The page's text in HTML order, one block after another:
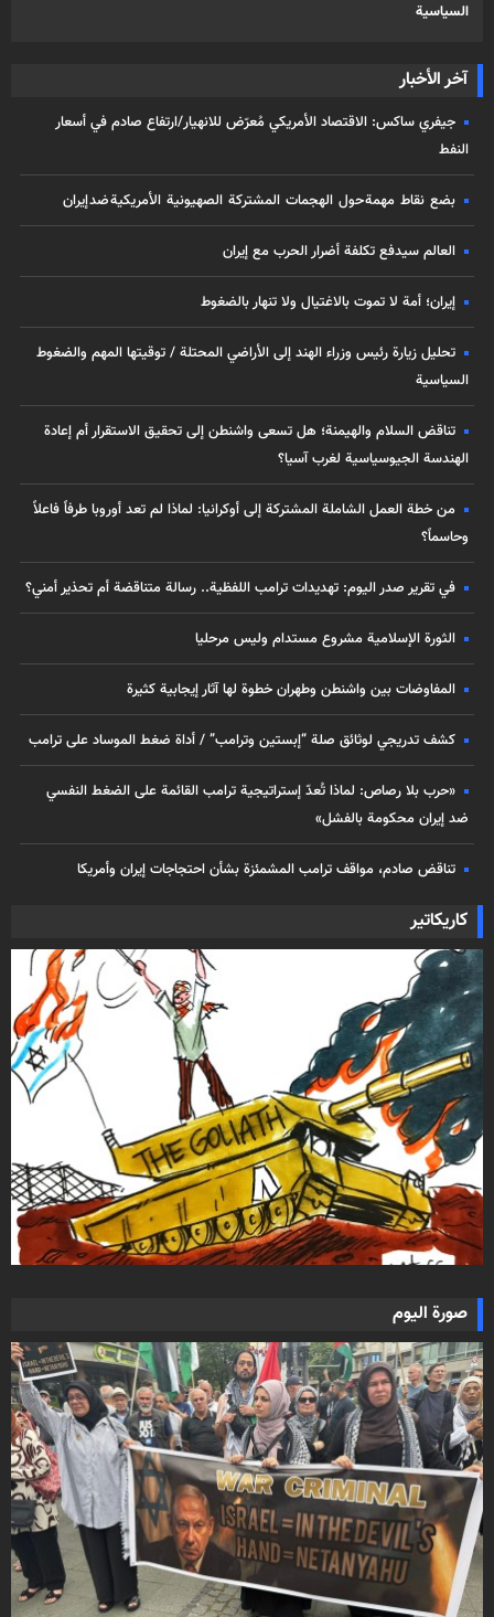
السياسية
آخر الأخبار
جيفري ساكس: الاقتصاد الأمريكي مُعرّض للانهيار/ارتفاع صادم في أسعار
النفط
بضع نقاط مهمة حول الهجمات المشتركة الصهيونية الأمريكية ضد إيران
العالم سيدفع تكلفة أضرار الحرب مع إيران
إيران؛ أمة لا تموت بالاغتيال ولا تنهار بالضغوط
تحليل زيارة رئيس وزراء الهند إلى الأراضي المحتلة / توقيتها المهم والضغوط
السياسية
تناقض السلام والهيمنة؛ هل تسعى واشنطن إلى تحقيق الاستقرار أم إعادة
الهندسة الجيوسياسية لغرب آسيا؟
من خطة العمل الشاملة المشتركة إلى أوكرانيا: لماذا لم تعد أوروبا طرفاً فاعلاً
وحاسماً؟
في تقرير صدر اليوم: تهديدات ترامب اللفظية.. رسالة متناقضة أم تحذير أمني؟
الثورة الإسلامية مشروع مستدام وليس مرحليا
المفاوضات بين واشنطن وطهران خطوة لها آثار إيجابية كثيرة
كشف تدريجي لوثائق صلة “إبستين وترامب” / أداة ضغط الموساد على ترامب
«حرب بلا رصاص: لماذا تُعدّ إستراتيجية ترامب القائمة على الضغط النفسي
ضد إيران محكومة بالفشل»
تناقض صادم، مواقف ترامب المشمئزة بشأن احتجاجات إيران وأمريكا
كاريكاتير
صورة اليوم